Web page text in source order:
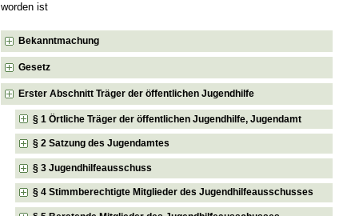
worden ist
Bekanntmachung
Gesetz
Erster Abschnitt Träger der öffentlichen Jugendhilfe
§ 1 Örtliche Träger der öffentlichen Jugendhilfe, Jugendamt
§ 2 Satzung des Jugendamtes
§ 3 Jugendhilfeausschuss
§ 4 Stimmberechtigte Mitglieder des Jugendhilfeausschusses